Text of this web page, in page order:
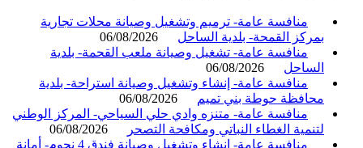
منافسة عامة- ترميم وتشغيل وصيانة محلات تجارية
بمركز القمحة- بلدية الساحل
06/08/2026
منافسة عامة- تشغيل وصيانة ملعب القحمة- بلدية
الساحل
06/08/2026
منافسة عامة- إنشاء وتشغيل وصيانة استراحة- بلدية
محافظة حوطة بني تميم
06/08/2026
منافسة عامة- متنزه وادي حلي السياحي- المركز الوطني
لتنمية الغطاء النباتي ومكافحة التصحر
06/08/2026
منافسة عامة- إنشاء وتشغيل وصيانة فندق 4 نجوم- أمانة